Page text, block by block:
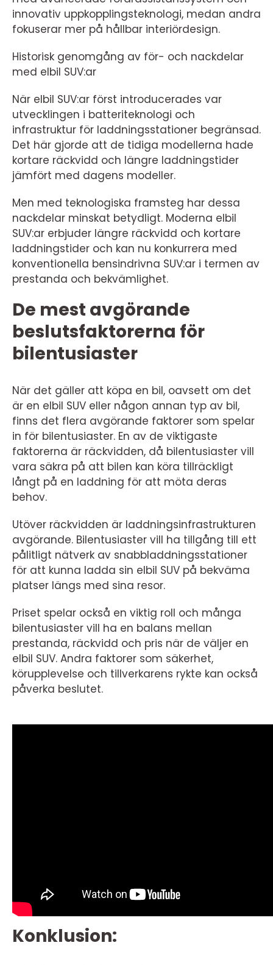
innovativ uppkopplingsteknologi, medan andra
fokuserar mer på hållbar interiördesign.
Historisk genomgång av för- och nackdelar
med elbil SUV:ar
När elbil SUV:ar först introducerades var
utvecklingen i batteriteknologi och
infrastruktur för laddningsstationer begränsad.
Det här gjorde att de tidiga modellerna hade
kortare räckvidd och längre laddningstider
jämfört med dagens modeller.
Men med teknologiska framsteg har dessa
nackdelar minskat betydligt. Moderna elbil
SUV:ar erbjuder längre räckvidd och kortare
laddningstider och kan nu konkurrera med
konventionella bensindrivna SUV:ar i termen av
prestanda och bekvämlighet.
De mest avgörande
beslutsfaktorerna för
bilentusiaster
När det gäller att köpa en bil, oavsett om det
är en elbil SUV eller någon annan typ av bil,
finns det flera avgörande faktorer som spelar
in för bilentusiaster. En av de viktigaste
faktorerna är räckvidden, då bilentusiaster vill
vara säkra på att bilen kan köra tillräckligt
långt på en laddning för att möta deras
behov.
Utöver räckvidden är laddningsinfrastrukturen
avgörande. Bilentusiaster vill ha tillgång till ett
pålitligt nätverk av snabbladdningsstationer
för att kunna ladda sin elbil SUV på bekväma
platser längs med sina resor.
Priset spelar också en viktig roll och många
bilentusiaster vill ha en balans mellan
prestanda, räckvidd och pris när de väljer en
elbil SUV. Andra faktorer som säkerhet,
körupplevelse och tillverkarens rykte kan också
påverka beslutet.
Konklusion: